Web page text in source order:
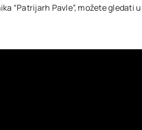
“Patrijarh Pavle”, možete